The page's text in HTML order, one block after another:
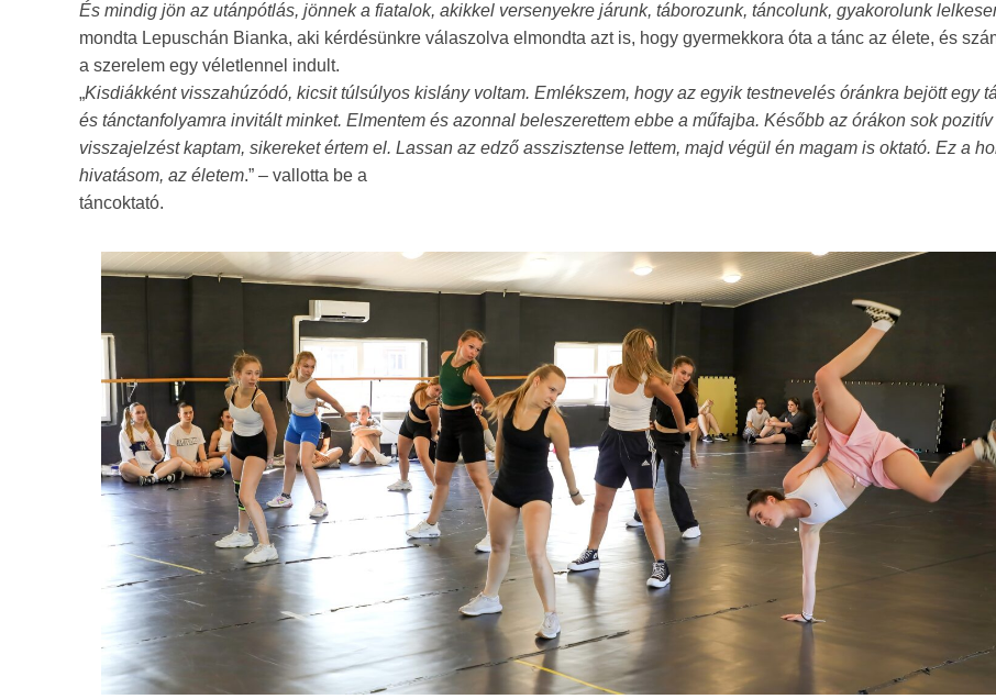
És mindig jön az utánpótlás, jönnek a fiatalok, akikkel versenyekre járunk, táborozunk, táncolunk, gyakorolunk
mondta Lepuschán Bianka, aki kérdésünkre válaszolva elmondta azt is, hogy gyermekkora óta a tánc az élete, és
a szerelem egy véletlennel indult.
„Kisdiákként visszahúzódó, kicsit túlsúlyos kislány voltam. Emlékszem, hogy az egyik testnevelés óránkra bejött egy
és tánctanfolyamra invitált minket. Elmentem és azonnal beleszerettem ebbe a műfajba. Később az órákon sok pozitív
visszajelzést kaptam, sikereket értem el. Lassan az edző asszisztense lettem, majd végül én magam is oktató. Ez a
hivatásom, az életem.” – vallotta be a
táncoktató.